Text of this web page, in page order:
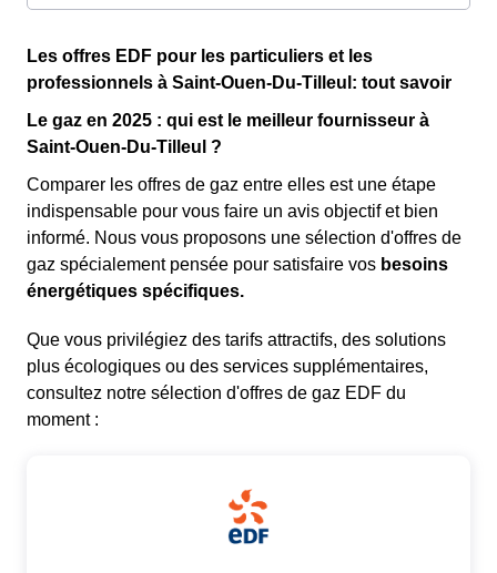
Les offres EDF pour les particuliers et les
professionnels à Saint-Ouen-Du-Tilleul: tout savoir
Le gaz en 2025 : qui est le meilleur fournisseur à
Saint-Ouen-Du-Tilleul ?
Comparer les offres de gaz entre elles est une étape
indispensable pour vous faire un avis objectif et bien
informé. Nous vous proposons une sélection d'offres de
gaz spécialement pensée pour satisfaire vos besoins
énergétiques spécifiques.
Que vous privilégiez des tarifs attractifs, des solutions
plus écologiques ou des services supplémentaires,
consultez notre sélection d'offres de gaz EDF du
moment :